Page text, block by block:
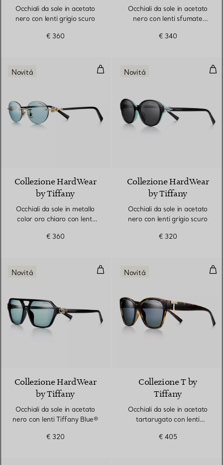
Occhiali da sole in acetato
nero con lenti grigio scuro
€ 360
Occhiali da sole in acetato
nero con lenti sfumate
€ 340
Occhiali da sole in metallo
Novitá
Collezione HardWear
by Tiffany
Occhiali da sole in metallo
color oro chiaro con lenti
€ 360
Novitá
Collezione HardWear
by Tiffany
Occhiali da sole in acetato
nero con lenti grigio scuro
€ 320
Occhiali da sole in acetato nero
Novitá
Collezione HardWear
by Tiffany
Occhiali da sole in acetato
nero con lenti Tiffany Blue®
€ 320
Novitá
Collezione T by
Tiffany
Occhiali da sole in acetato
tartarugato con lenti
€ 405